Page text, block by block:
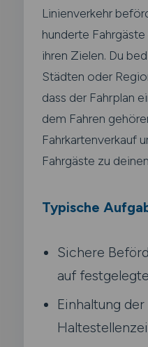
Linienverkehr
hunderte
ihren Zielen. Du
Städten oder
dass der Fahrplan
dem Fahren
Fahrkartenverkauf
Fahrgäste zu
Typische
Sichere
auf
Einhaltung